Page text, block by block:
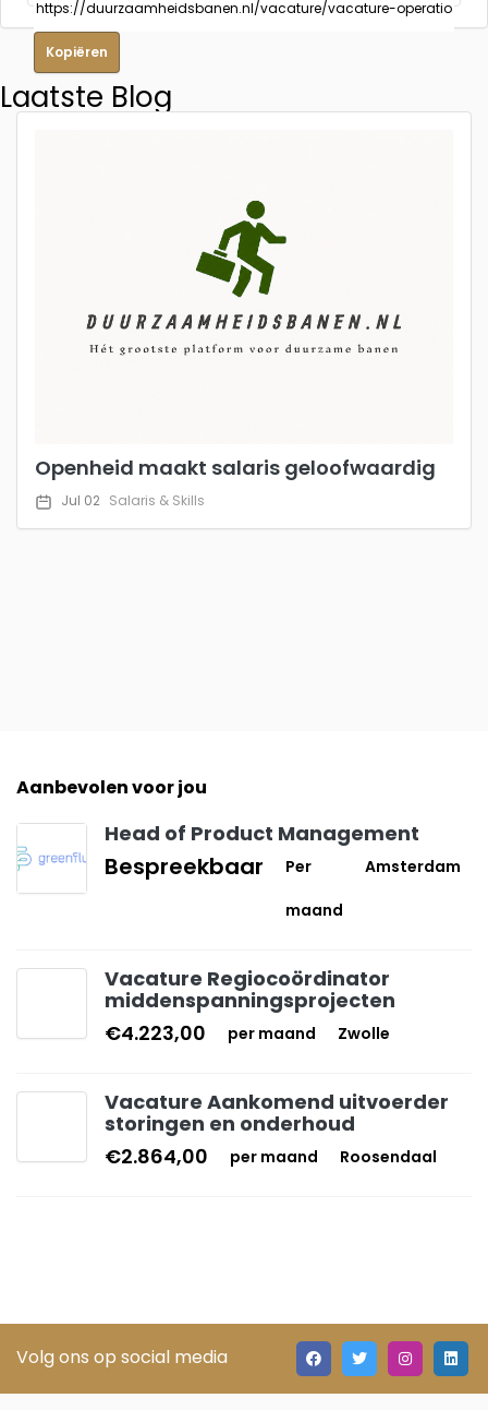
Kopiëren
Laatste Blog
Openheid maakt salaris geloofwaardig
Jul 02 Salaris & Skills
Aanbevolen voor jou
Head of Product Management
Bespreekbaar
Per
maand
Amsterdam
Vacature Regiocoördinator
middenspanningsprojecten
€4.223,00
per maand Zwolle
Vacature Aankomend uitvoerder
storingen en onderhoud
€2.864,00
per maand Roosendaal
Volg ons op social media